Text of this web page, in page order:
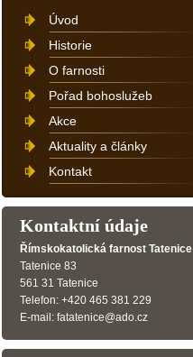
Úvod
Historie
O farnosti
Pořad bohoslužeb
Akce
Aktuality a články
Kontakt
Kontaktní údaje
Římskokatolická farnost Tatenice
Tatenice 83
561 31 Tatenice
Telefon: +420 465 381 229
E-mail: fatatenice@ado.cz